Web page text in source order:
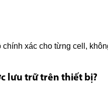
xác cho từng cell,
lưu trữ trên thiết bị?